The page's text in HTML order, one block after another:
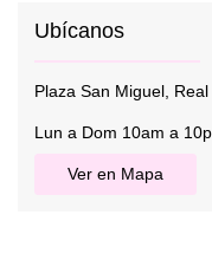
Ubícanos
Plaza San Miguel,
Lun a Dom 10am a
Ver en Mapa